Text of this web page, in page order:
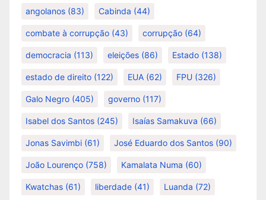
angolanos (83) Cabinda (44)
combate à corrupção (43) corrupção (64)
democracia (113) eleições (86) Estado (138)
estado de direito (122) EUA (62) FPU (326)
Galo Negro (405) governo (117)
Isabel dos Santos (245) Isaías Samakuva (66)
Jonas Savimbi (61) José Eduardo dos Santos (90)
João Lourenço (758) Kamalata Numa (60)
Kwatchas (61) liberdade (41) Luanda (72)